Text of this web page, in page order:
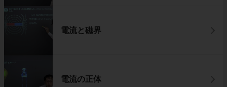
電流と磁界
電流の正体